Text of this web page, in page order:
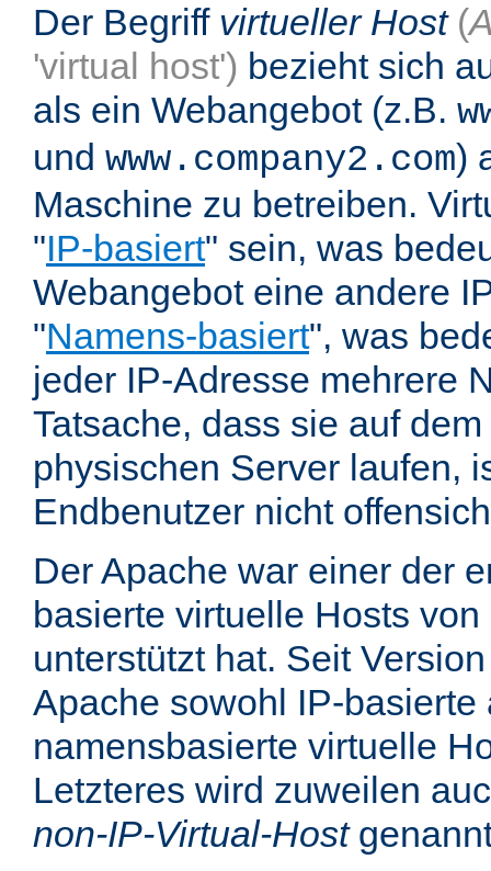
Der Begriff virtueller Host (
'virtual host') bezieht sich
als ein Webangebot (z.B.
und www.company2.com)
Maschine zu betreiben.
"IP-basiert" sein, was
Webangebot eine andere
"Namens-basiert", was
jeder IP-Adresse mehrere
Tatsache, dass sie auf
physischen Server laufen,
Endbenutzer nicht
Der Apache war einer der
basierte virtuelle Hosts
unterstützt hat. Seit
Apache sowohl IP-basierte
namensbasierte virtuelle
Letzteres wird zuweilen
non-IP-Virtual-Host